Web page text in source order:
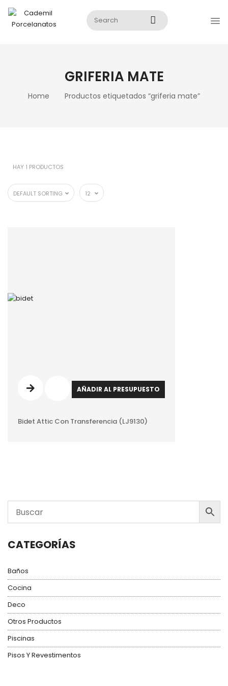
GRIFERIA MATE
Home Productos etiquetados “griferia mate”
CATEGORÍAS
Baños
Cocina
Deco
Otros Productos
Piscinas
Pisos Y Revestimentos
HAY 1 PRODUCTOS
DEFAULT SORTING 12
AÑADIR AL PRESUPUESTO
Bidet Attic Con Transferencia (LJ9130)